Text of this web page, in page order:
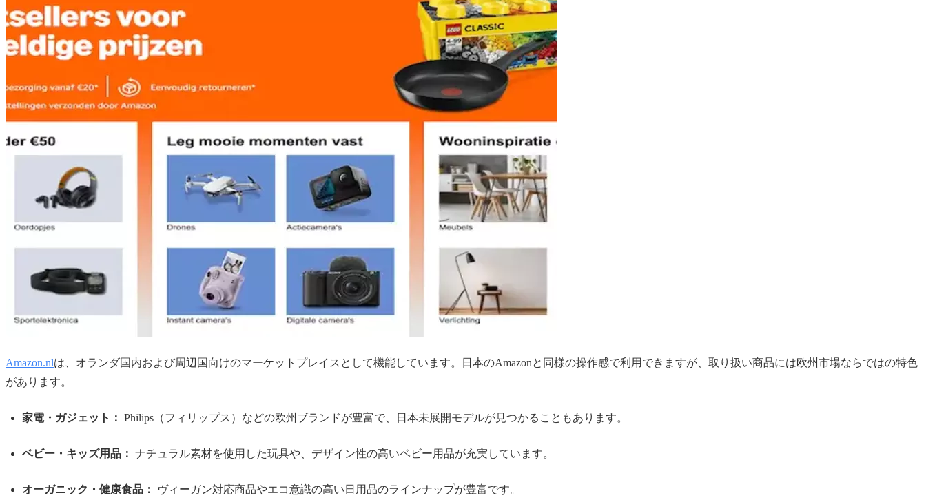
Amazon.nlは、オランダ国内および周辺国向けのマーケットプレイスとして機能しています。日本のAmazonと同様の操作感で利用できますが、取り扱い商品には欧州市場ならではの特色
があります。
家電・ガジェット： Philips（フィリップス）などの欧州ブランドが豊富で、日本未展開モデルが見つかることもあります。
ベビー・キッズ用品： ナチュラル素材を使用した玩具や、デザイン性の高いベビー用品が充実しています。
オーガニック・健康食品： ヴィーガン対応商品やエコ意識の高い日用品のラインナップが豊富です。